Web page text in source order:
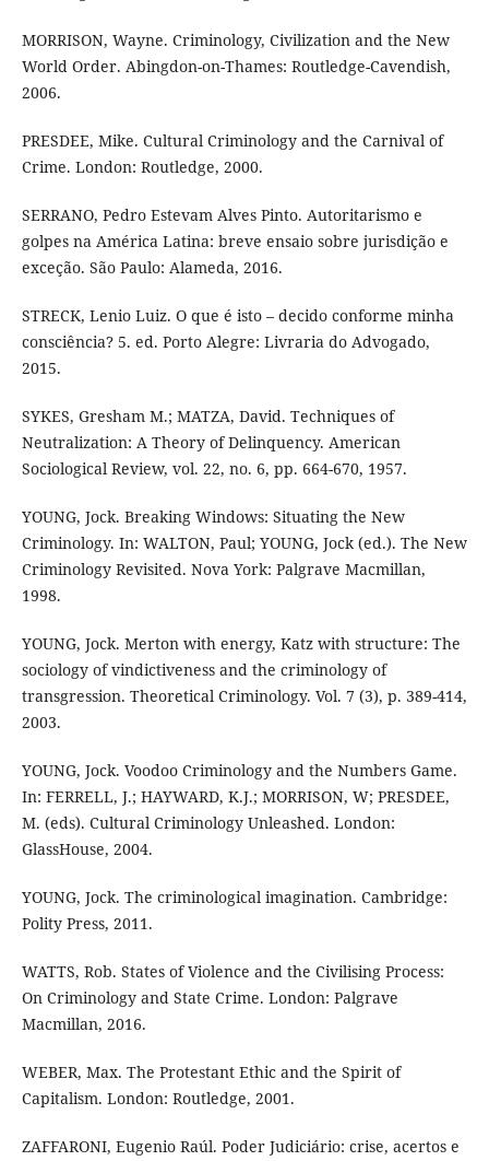
MORRISON, Wayne. Criminology, Civilization and the New
World Order. Abingdon-on-Thames: Routledge-Cavendish,
2006.
PRESDEE, Mike. Cultural Criminology and the Carnival of
Crime. London: Routledge, 2000.
SERRANO, Pedro Estevam Alves Pinto. Autoritarismo e
golpes na América Latina: breve ensaio sobre jurisdição e
exceção. São Paulo: Alameda, 2016.
STRECK, Lenio Luiz. O que é isto – decido conforme minha
consciência? 5. ed. Porto Alegre: Livraria do Advogado,
2015.
SYKES, Gresham M.; MATZA, David. Techniques of
Neutralization: A Theory of Delinquency. American
Sociological Review, vol. 22, no. 6, pp. 664-670, 1957.
YOUNG, Jock. Breaking Windows: Situating the New
Criminology. In: WALTON, Paul; YOUNG, Jock (ed.). The New
Criminology Revisited. Nova York: Palgrave Macmillan,
1998.
YOUNG, Jock. Merton with energy, Katz with structure: The
sociology of vindictiveness and the criminology of
transgression. Theoretical Criminology. Vol. 7 (3), p. 389-414,
2003.
YOUNG, Jock. Voodoo Criminology and the Numbers Game.
In: FERRELL, J.; HAYWARD, K.J.; MORRISON, W; PRESDEE,
M. (eds). Cultural Criminology Unleashed. London:
GlassHouse, 2004.
YOUNG, Jock. The criminological imagination. Cambridge:
Polity Press, 2011.
WATTS, Rob. States of Violence and the Civilising Process:
On Criminology and State Crime. London: Palgrave
Macmillan, 2016.
WEBER, Max. The Protestant Ethic and the Spirit of
Capitalism. London: Routledge, 2001.
ZAFFARONI, Eugenio Raúl. Poder Judiciário: crise, acertos e